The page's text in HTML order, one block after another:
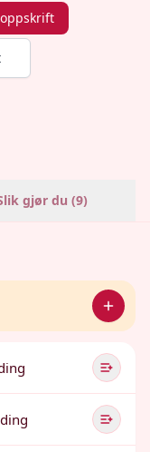
gjør du (9)